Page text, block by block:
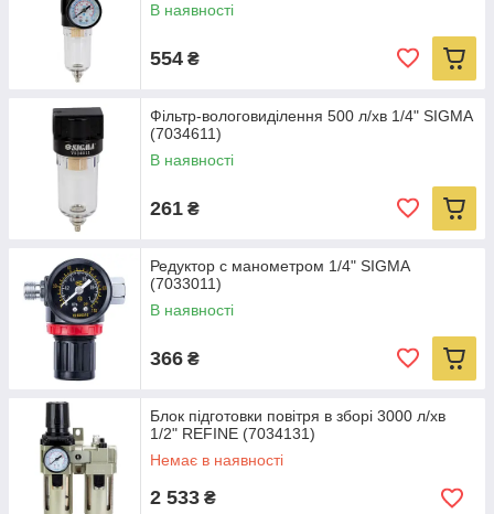
В наявності
554 ₴
Фільтр-вологовиділення 500 л/хв 1/4" SIGMA
(7034611)
В наявності
261 ₴
Редуктор с манометром 1/4" SIGMA
(7033011)
В наявності
366 ₴
Блок підготовки повітря в зборі 3000 л/хв
1/2" REFINE (7034131)
Немає в наявності
2 533 ₴